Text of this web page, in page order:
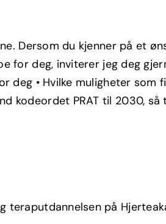
Dersom du kjenner på et
for deg, inviterer jeg deg
• Hvilke muligheter som
kodeordet PRAT til 2030,
på